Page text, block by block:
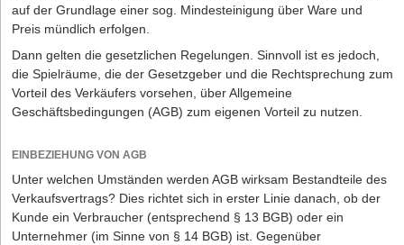
Bezug größerer Warenmengen ein sehr gut verhandelter
individueller Rahmenliefervertrag, um für den Einkäufer ungünstige
Großhändlers wegzuverhandeln.
auf der Grundlage einer sog. Mindesteinigung über Ware und
Preis mündlich erfolgen.
Dann gelten die gesetzlichen Regelungen. Sinnvoll ist es jedoch,
die Spielräume, die der Gesetzgeber und die Rechtsprechung zum
Vorteil des Verkäufers vorsehen, über Allgemeine
Geschäftsbedingungen (AGB) zum eigenen Vorteil zu nutzen.
EINBEZIEHUNG VON AGB
Unter welchen Umständen werden AGB wirksam Bestandteile des
Verkaufsvertrags? Dies richtet sich in erster Linie danach, ob der
Kunde ein Verbraucher (entsprechend § 13 BGB) oder ein
Unternehmer (im Sinne von § 14 BGB) ist. Gegenüber